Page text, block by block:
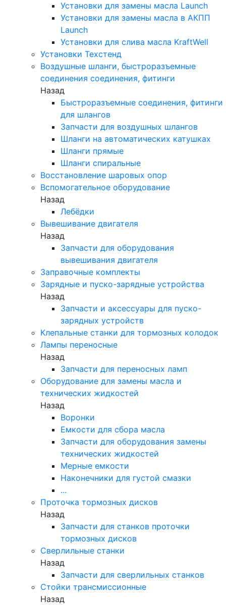
Установки для замены масла Launch
Установки для замены масла в АКПП
Launch
Установки для слива масла KraftWell
Установки Техстенд
Воздушные шланги, быстроразъемные
соединения соединения, фитинги
Назад
Быстроразъемные соединения, фитинги
для шлангов
Запчасти для воздушных шлангов
Шланги на автоматических катушках
Шланги прямые
Шланги спиральные
Восстановление шаровых опор
Вспомогательное оборудование
Назад
Лебёдки
Вывешивание двигателя
Назад
Запчасти для оборудования
вывешивания двигателя
Заправочные комплекты
Зарядные и пуско-зарядные устройства
Назад
Запчасти и аксессуары для пуско-
зарядных устройств
Клепальные станки для тормозных колодок
Лампы переносные
Назад
Запчасти для переносных ламп
Оборудование для замены масла и
технических жидкостей
Назад
Воронки
Емкости для сбора масла
Запчасти для оборудования замены
технических жидкостей
Мерные емкости
Наконечники для густой смазки
...
Проточка тормозных дисков
Назад
Запчасти для станков проточки
тормозных дисков
Сверлильные станки
Назад
Запчасти для сверлильных станков
Стойки трансмиссионные
Назад